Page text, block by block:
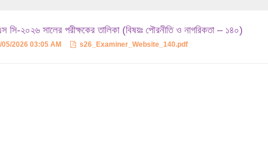
সি-২০২৬ সালের পরীক্ষকের তালিকা (বিষয়ঃ পৌরনীতি ও নাগরিকতা – ১৪০)
05/2026 03:05 AM s26_Examiner_Website_140.pdf